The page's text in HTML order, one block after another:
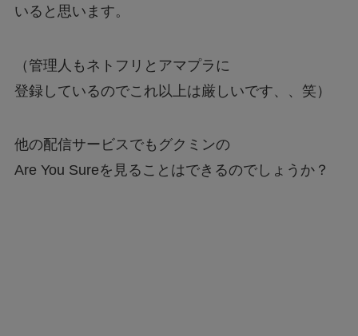
いると思います。
（管理人もネトフリとアマプラに
登録しているのでこれ以上は厳しいです、、笑）
他の配信サービスでもグクミンの
Are You Sureを見ることはできるのでしょうか？